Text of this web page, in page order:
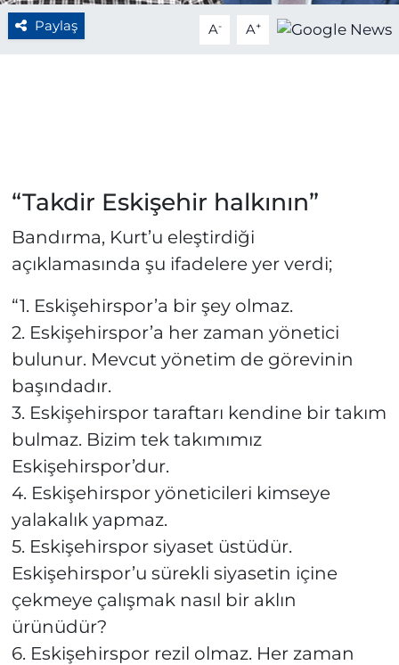
Paylaş A- A+
“Takdir Eskişehir halkının”
Bandırma, Kurt’u eleştirdiği
açıklamasında şu ifadelere yer verdi;
“1. Eskişehirspor’a bir şey olmaz.
2. Eskişehirspor’a her zaman yönetici
bulunur. Mevcut yönetim de görevinin
başındadır.
3. Eskişehirspor taraftarı kendine bir takım
bulmaz. Bizim tek takımımız
Eskişehirspor’dur.
4. Eskişehirspor yöneticileri kimseye
yalakalık yapmaz.
5. Eskişehirspor siyaset üstüdür.
Eskişehirspor’u sürekli siyasetin içine
çekmeye çalışmak nasıl bir aklın
ürünüdür?
6. Eskişehirspor rezil olmaz. Her zaman